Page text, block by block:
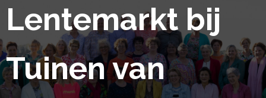
Lentemarkt bij
Tuinen van